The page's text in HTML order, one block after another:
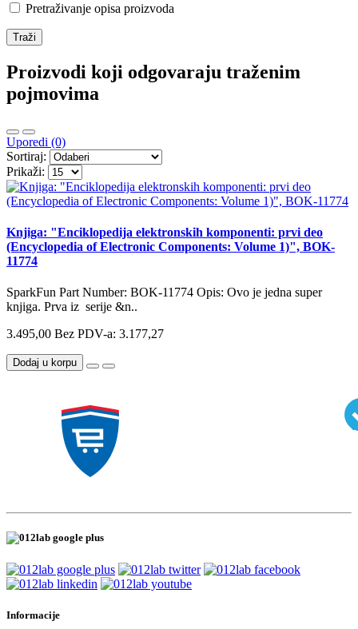
Pretraživanje opisa proizvoda
Proizvodi koji odgovaraju traženim
pojmovima
Uporedi (0)
Sortiraj:
Prikaži:
Knjiga: "Enciklopedija elektronskih komponenti: prvi deo
(Encyclopedia of Electronic Components: Volume 1)", BOK-
11774
SparkFun Part Number: BOK-11774 Opis: Ovo je jedna super
knjiga. Prva iz serije &n..
3.495,00 Bez PDV-a: 3.177,27
Dodaj u korpu
Informacije